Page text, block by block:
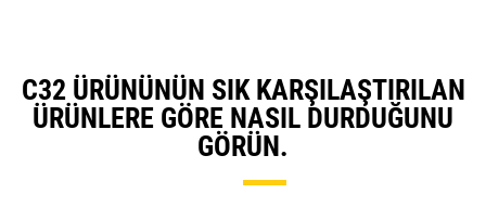
C32 ÜRÜNÜNÜN SIK KARŞILAŞTIRILAN
ÜRÜNLERE GÖRE NASIL DURDUĞUNU
GÖRÜN.